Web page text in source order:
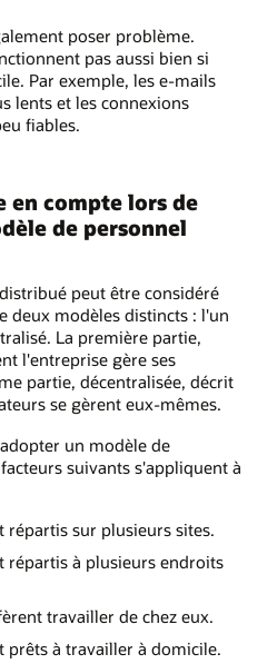
poser problème.
pas aussi bien si
Par exemple, les e-mails
lents et les connexions
fiables.
en compte lors de
de personnel
peut être considéré
deux modèles distincts : l'un
La première partie,
l'entreprise gère ses
partie, décentralisée, décrit
se gèrent eux-mêmes.
un modèle de
suivants s'appliquent à
répartis sur plusieurs sites.
répartis à plusieurs endroits
travailler de chez eux.
prêts à travailler à domicile.